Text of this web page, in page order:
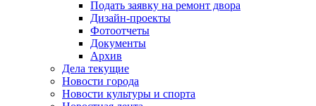
Подать заявку на ремонт двора
Дизайн-проекты
Фотоотчеты
Документы
Архив
Дела текущие
Новости города
Новости культуры и спорта